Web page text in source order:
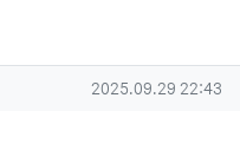
작성일
2025.09.29 22:43